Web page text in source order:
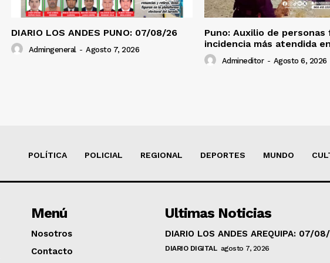
DIARIO LOS ANDES PUNO: 07/08/26
Admingeneral - Agosto 7, 2026
Puno: Auxilio de personas
incidencia más atendida
Admineditor - Agosto 6, 2026
POLÍTICA POLICIAL REGIONAL DEPORTES MUNDO
Menú
Nosotros
Contacto
Ultimas Noticias
DIARIO LOS ANDES AREQUIPA: 07/
DIARIO DIGITAL agosto 7, 2026